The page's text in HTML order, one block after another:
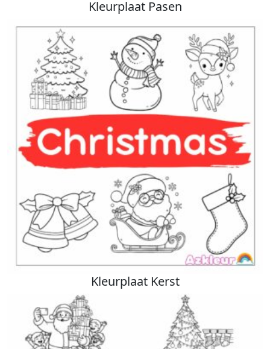
Kleurplaat Pasen
Kleurplaat Kerst